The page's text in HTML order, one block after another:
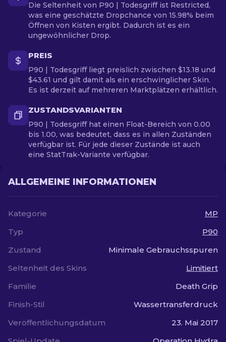
Die Seltenheit von P90 | Todesgriff ist Restricted,
was eine geschätzte Dropchance von 15.98% beim
Öffnen von Kisten ergibt. Dadurch ist es ein
ungewöhnlicher Drop.
PREIS
P90 | Todesgriff liegt preislich zwischen $13.18 und
$43.61 und gilt damit als ein erschwinglicher Skin.
Es ist derzeit auf mehreren Marktplätzen erhältlich.
ZUSTANDSVARIANTEN
P90 | Todesgriff hat einen Float-Bereich von 0.00
bis 1.00, was bedeutet, dass es in allen Zuständen
verfügbar ist. Für jede dieser Zustände ist auch
eine StatTrak-Variante verfügbar.
ALLGEMEINE INFORMATIONEN
Kategorie
MP
Typ
P90
Zustand
Minimale Gebrauchsspuren
Seltenheit des Skins
Limitiert
Familie
Death Grip
Finish-Stil
Wassertransferdruck
Veröffentlichungsdatum
23. Mai 2017